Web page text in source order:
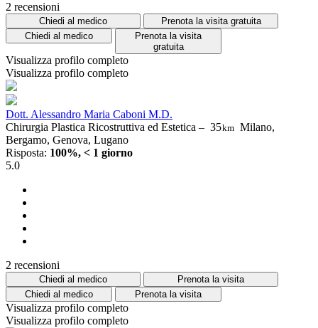
2 recensioni
Chiedi al medico
Prenota la visita gratuita
Chiedi al medico
Prenota la visita
gratuita
Visualizza profilo completo
Visualizza profilo completo
Dott. Alessandro Maria Caboni M.D.
Chirurgia Plastica Ricostruttiva ed Estetica – 35km Milano,
Bergamo, Genova, Lugano
Risposta: 100%, < 1 giorno
5.0
2 recensioni
Chiedi al medico
Prenota la visita
Chiedi al medico
Prenota la visita
Visualizza profilo completo
Visualizza profilo completo